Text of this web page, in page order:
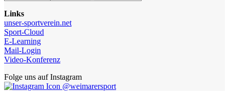
Links
unser-sportverein.net
Sport-Cloud
E-Learning
Mail-Login
Video-Konferenz
Folge uns auf Instagram
@weimarersport